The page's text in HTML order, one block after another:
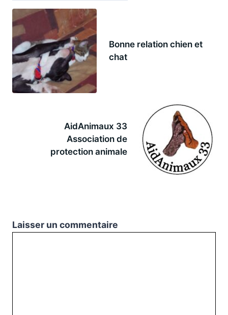
Bonne relation chien et
chat
AidAnimaux 33
Association de
protection animale
Laisser un commentaire